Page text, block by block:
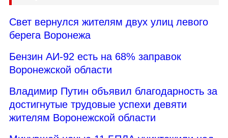
Свет вернулся жителям двух улиц левого
берега Воронежа
Бензин АИ-92 есть на 68% заправок
Воронежской области
Владимир Путин объявил благодарность за
достигнутые трудовые успехи девяти
жителям Воронежской области